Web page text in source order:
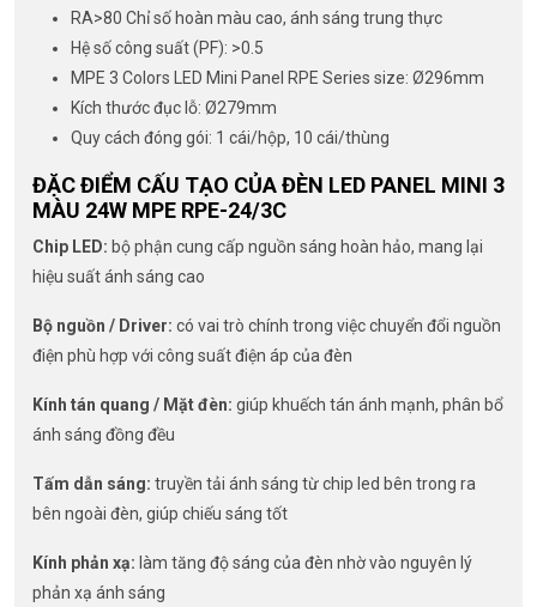
RA>80 Chỉ số hoàn màu cao, ánh sáng trung thực
Hệ số công suất (PF): >0.5
MPE 3 Colors LED Mini Panel RPE Series size: Ø296mm
Kích thước đục lỗ: Ø279mm
Quy cách đóng gói: 1 cái/hộp, 10 cái/thùng
ĐẶC ĐIỂM CẤU TẠO CỦA ĐÈN LED PANEL MINI 3
MÀU 24W MPE RPE-24/3C
Chip LED: bộ phận cung cấp nguồn sáng hoàn hảo, mang lại
hiệu suất ánh sáng cao
Bộ nguồn / Driver: có vai trò chính trong việc chuyển đổi nguồn
điện phù hợp với công suất điện áp của đèn
Kính tán quang / Mặt đèn: giúp khuếch tán ánh mạnh, phân bổ
ánh sáng đồng đều
Tấm dẫn sáng: truyền tải ánh sáng từ chip led bên trong ra
bên ngoài đèn, giúp chiếu sáng tốt
Kính phản xạ: làm tăng độ sáng của đèn nhờ vào nguyên lý
phản xạ ánh sáng